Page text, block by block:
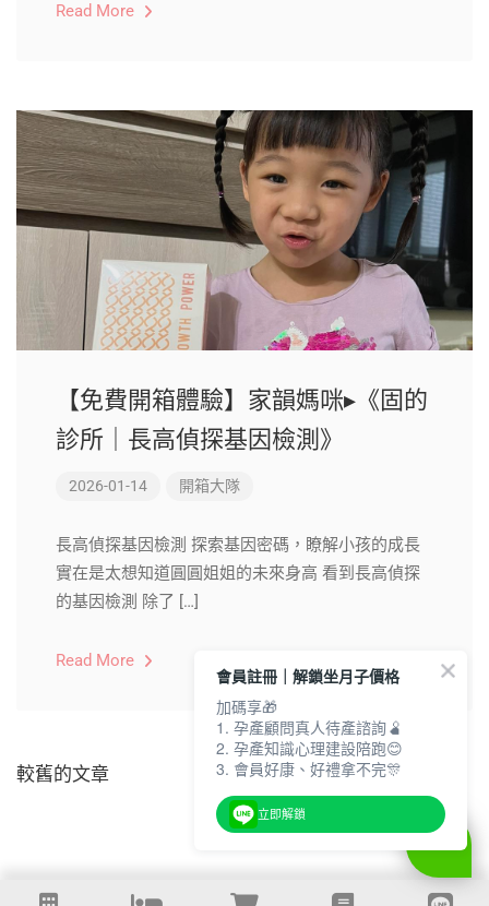
Read More
【免費開箱體驗】家韻媽咪▸《固的
診所｜長高偵探基因檢測》
2026-01-14 開箱大隊
長高偵探基因檢測 探索基因密碼，瞭解小孩的成長
實在是太想知道圓圓姐姐的未來身高 看到長高偵探
的基因檢測 除了 […]
Read More
較舊的文章
會員註冊｜解鎖坐月子價格
加碼享🎁
1. 孕產顧問真人待產諮詢🫄
2. 孕產知識心理建設陪跑😊
3. 會員好康、好禮拿不完🎊
立即解鎖